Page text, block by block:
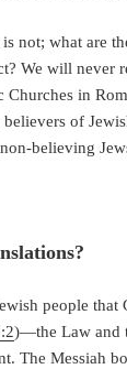
not; what are
We will never
Churches in
believers of
believing
people that
)—the Law and
The Messiah